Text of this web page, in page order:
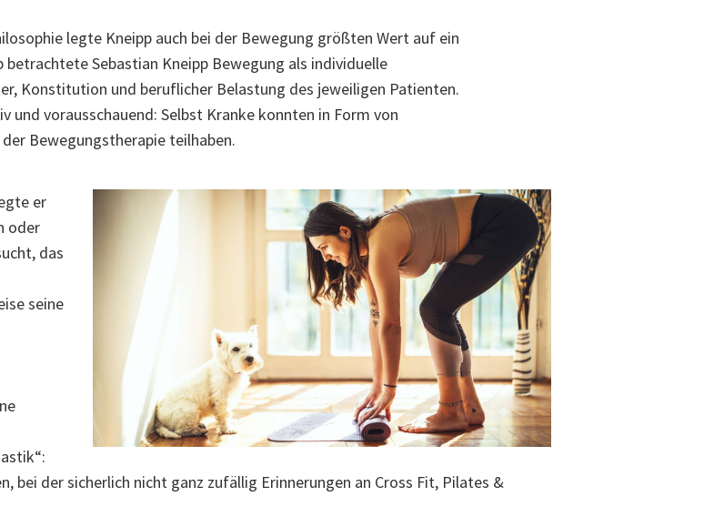
legte Kneipp auch bei der Bewegung größten Wert auf ein
Sebastian Kneipp Bewegung als individuelle
Konstitution und beruflicher Belastung des jeweiligen Patienten.
und vorausschauend: Selbst Kranke konnten in Form von
Bewegungstherapie teilhaben.
er
oder
das
seine
bei der sicherlich nicht ganz zufällig Erinnerungen an Cross Fit, Pilates &